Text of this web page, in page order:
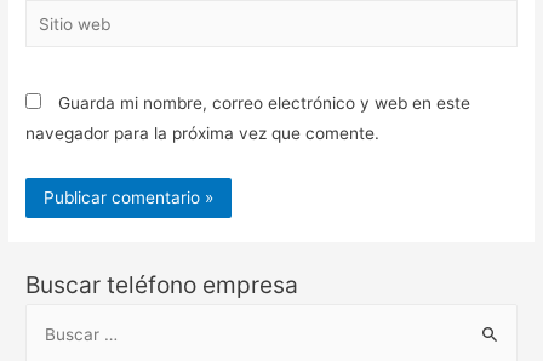
Sitio
Guarda mi nombre, correo electrónico y web en este
navegador para la próxima vez que comente.
Buscar teléfono empresa